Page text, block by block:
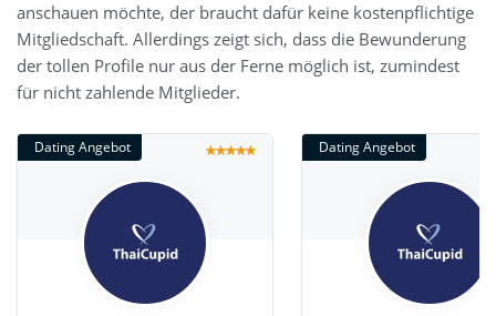
anschauen möchte, der braucht dafür keine kostenpflichtige
Mitgliedschaft. Allerdings zeigt sich, dass die Bewunderung
der tollen Profile nur aus der Ferne möglich ist, zumindest
für nicht zahlende Mitglieder.
Dating Angebot Dating Angebot